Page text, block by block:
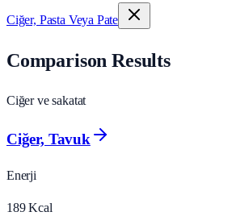
Ciğer, Pasta Veya Pate
Comparison Results
Ciğer ve sakatat
Ciğer, Tavuk
Enerji
189 Kcal